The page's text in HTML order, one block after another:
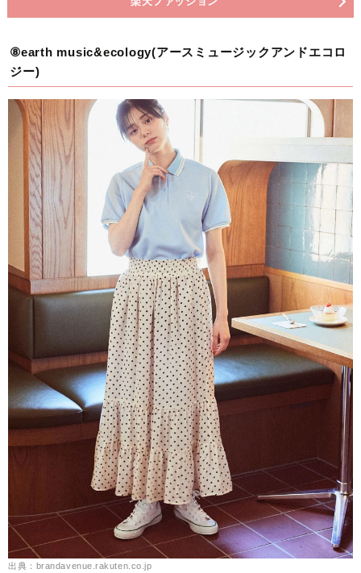
⑧earth music&ecology(アースミュージックアンドエコロ
ジー)
出典：brandavenue.rakuten.co.jp